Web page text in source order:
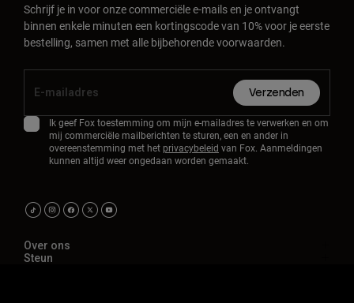
Schrijf je in voor onze commerciële e-mails en je ontvangt
binnen enkele minuten een kortingscode van 10% voor je eerste
bestelling, samen met alle bijbehorende voorwaarden.
Verzenden
Ik geef Fox toestemming om mijn e-mailadres te verwerken en om
mij commerciële mailberichten te sturen, een en ander in
overeenstemming met het privacybeleid van Fox. Aanmeldingen
kunnen altijd weer ongedaan worden gemaakt.
Over ons
Steun